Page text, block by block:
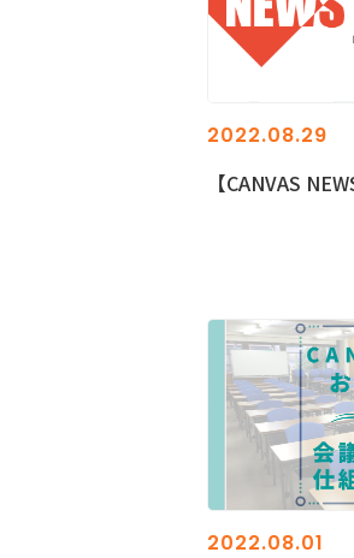
2022.08.29
【CANVAS
2022.08.01